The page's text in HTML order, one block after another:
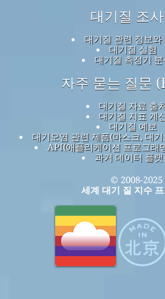
대기질 조사
대기질 관련 정보와
대기질 실험
대기질 측정기 분
자주 묻는 질문
대기질 자료 출
대기질 지표 계
대기질 예보
대기오염 관련 제품(마스크, 대
API(애플리케이션 프로그래
과거 데이터 플
© 2008-2025
세계 대기 질 지수